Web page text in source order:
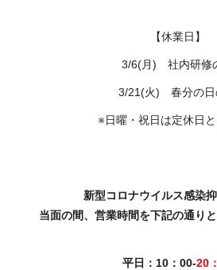
【休業日】
3/6(月) 社内研修
3/21(火) 春分の日
※日曜・祝日は定休日と
新型コロナウイルス感染抑
当面の間、営業時間を下記の通り
平日：10：00-20